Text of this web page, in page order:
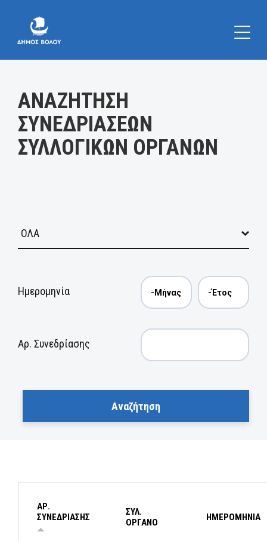
ΑΝΑΖΗΤΗΣΗ
ΣΥΝΕΔΡΙΑΣΕΩΝ
ΣΥΛΛΟΓΙΚΩΝ ΟΡΓΑΝΩΝ
Ημερομηνία
Αρ. Συνεδρίασης
ΑΡ.
ΣΥΝΕΔΡΙΑΣΗΣ
ΣΥΛ.
ΟΡΓΑΝΟ
ΗΜΕΡΟΜΗΝΙΑ